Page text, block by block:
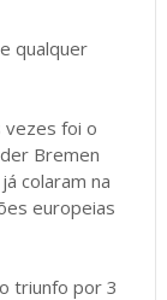
qualquer
vezes foi o
Bremen
colaram na
europeias
triunfo por 3